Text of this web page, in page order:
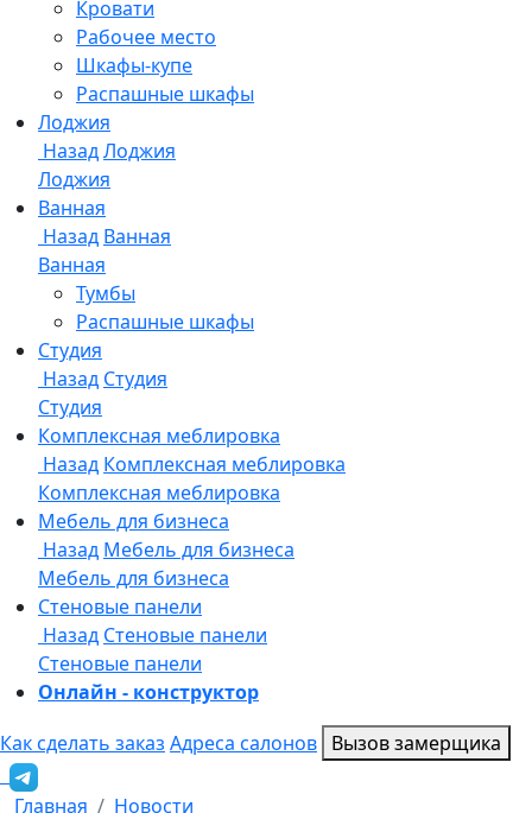
Онлайн - конструктор
Как сделать заказ Адреса салонов Вызов замерщика
Главная Новости